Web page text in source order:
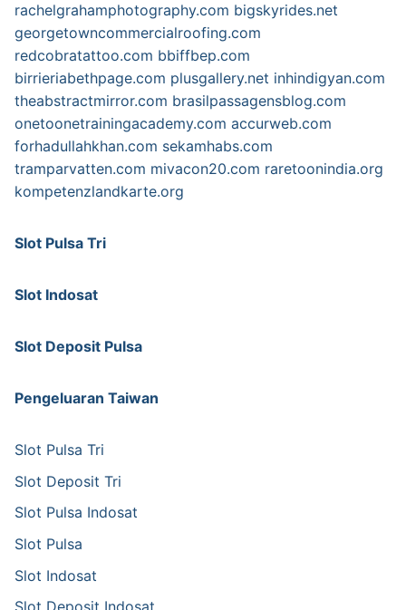
rachelgrahamphotography.com bigskyrides.net
georgetowncommercialroofing.com
redcobratattoo.com bbiffbep.com
birrieriabethpage.com plusgallery.net inhindigyan.com
theabstractmirror.com brasilpassagensblog.com
onetoonetrainingacademy.com accurweb.com
forhadullahkhan.com sekamhabs.com
tramparvatten.com mivacon20.com raretoonindia.org
kompetenzlandkarte.org
Slot Pulsa Tri
Slot Indosat
Slot Deposit Pulsa
Pengeluaran Taiwan
Slot Pulsa Tri
Slot Deposit Tri
Slot Pulsa Indosat
Slot Pulsa
Slot Indosat